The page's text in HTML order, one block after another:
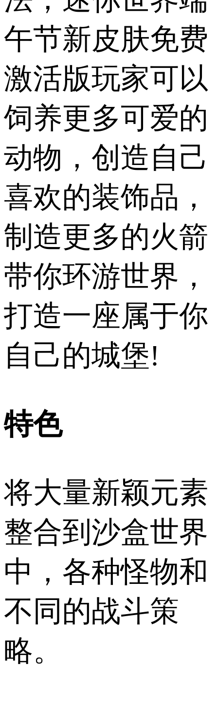
午节新皮肤免费
激活版玩家可以
饲养更多可爱的
动物，创造自己
喜欢的装饰品，
制造更多的火箭
带你环游世界，
打造一座属于你
自己的城堡!
特色
将大量新颖元素
整合到沙盒世界
中，各种怪物和
不同的战斗策
略。